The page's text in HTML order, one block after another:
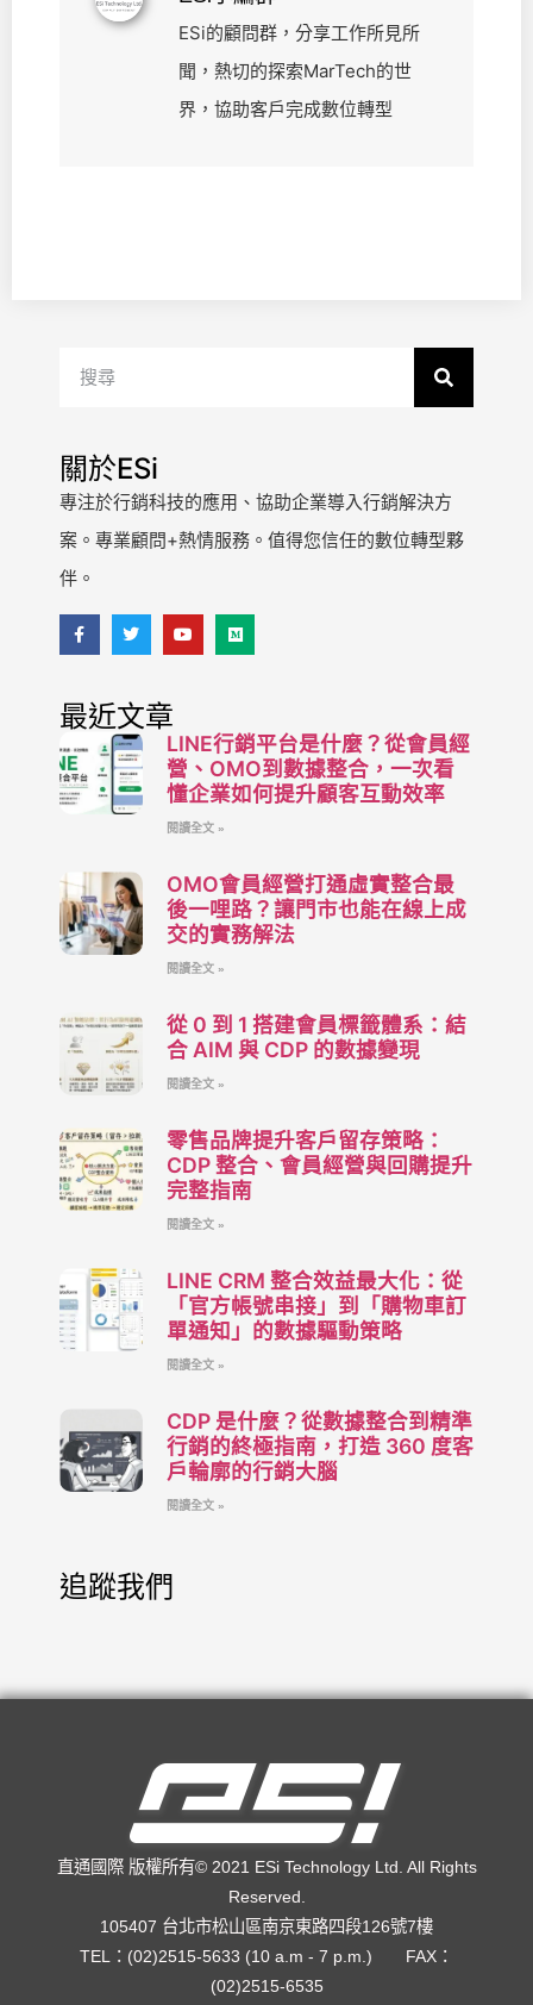
ESi的顧問群，分享工作所見所
聞，熱切的探索MarTech的世
界，協助客戶完成數位轉型
關於ESi
專注於行銷科技的應用、協助企業導入行銷解決方
案。專業顧問+熱情服務。值得您信任的數位轉型夥
伴。
最近文章
LINE行銷平台是什麼？從會員經
營、OMO到數據整合，一次看
懂企業如何提升顧客互動效率
閱讀全文 »
OMO會員經營打通虛實整合最
後一哩路？讓門市也能在線上成
交的實務解法
閱讀全文 »
從 0 到 1 搭建會員標籤體系：結
合 AIM 與 CDP 的數據變現
閱讀全文 »
零售品牌提升客戶留存策略：
CDP 整合、會員經營與回購提升
完整指南
閱讀全文 »
LINE CRM 整合效益最大化：從
「官方帳號串接」到「購物車訂
單通知」的數據驅動策略
閱讀全文 »
CDP 是什麼？從數據整合到精準
行銷的終極指南，打造 360 度客
戶輪廓的行銷大腦
閱讀全文 »
追蹤我們
直通國際 版權所有© 2021 ESi Technology Ltd. All Rights
Reserved.
105407 台北市松山區南京東路四段126號7樓
TEL：(02)2515-5633 (10 a.m - 7 p.m.) FAX：
(02)2515-6535